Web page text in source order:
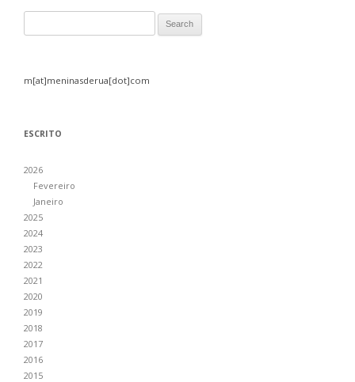
m[at]meninasderua[dot]com
ESCRITO
2026
Fevereiro
Janeiro
2025
2024
2023
2022
2021
2020
2019
2018
2017
2016
2015